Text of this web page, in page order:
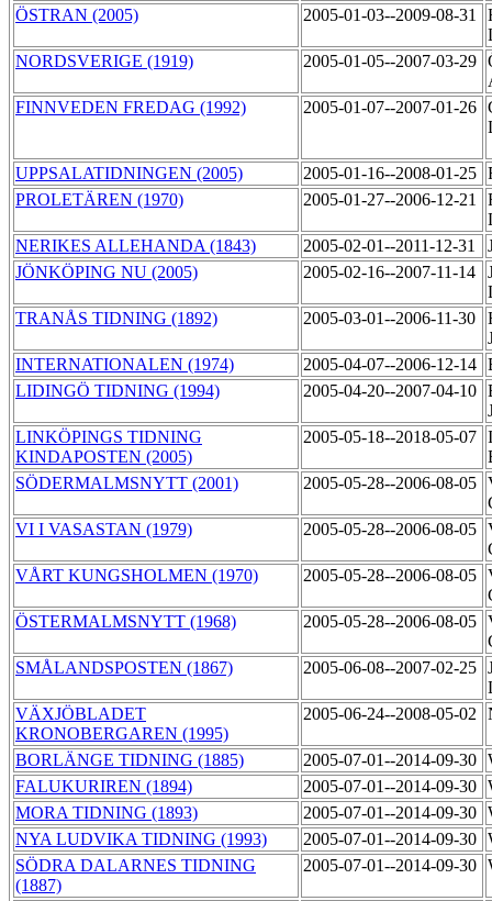
ÖSTRAN (2005) 2005-01-03--2009-08-31
NORDSVERIGE (1919)
2005-01-05--2007-03-29
FINNVEDEN FREDAG (1992)
2005-01-07--2007-01-26
UPPSALATIDNINGEN (2005) 2005-01-16--2008-01-25
PROLETÄREN (1970)
2005-01-27--2006-12-21
NERIKES ALLEHANDA (1843)
2005-02-01--2011-12-31
JÖNKÖPING NU (2005)
2005-02-16--2007-11-14
TRANÅS TIDNING (1892)
2005-03-01--2006-11-30
INTERNATIONALEN (1974)
2005-04-07--2006-12-14
LIDINGÖ TIDNING (1994)
2005-04-20--2007-04-10
LINKÖPINGS TIDNING
KINDAPOSTEN (2005)
2005-05-18--2018-05-07
SÖDERMALMSNYTT (2001)
2005-05-28--2006-08-05
VI I VASASTAN (1979)
2005-05-28--2006-08-05
VÅRT KUNGSHOLMEN (1970)
2005-05-28--2006-08-05
ÖSTERMALMSNYTT (1968)
2005-05-28--2006-08-05
SMÅLANDSPOSTEN (1867)
2005-06-08--2007-02-25
VÄXJÖBLADET
KRONOBERGAREN (1995)
2005-06-24--2008-05-02
BORLÄNGE TIDNING (1885) 2005-07-01--2014-09-30
FALUKURIREN (1894)
2005-07-01--2014-09-30
MORA TIDNING (1893)
2005-07-01--2014-09-30
NYA LUDVIKA TIDNING (1993)
2005-07-01--2014-09-30
SÖDRA DALARNES TIDNING
(1887)
2005-07-01--2014-09-30